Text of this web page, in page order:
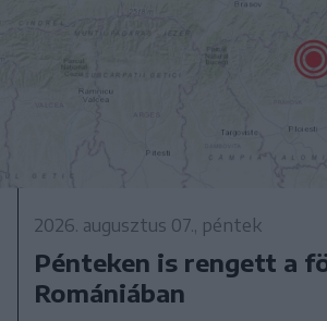
2026. augusztus 07., péntek
Pénteken is rengett a
Romániában